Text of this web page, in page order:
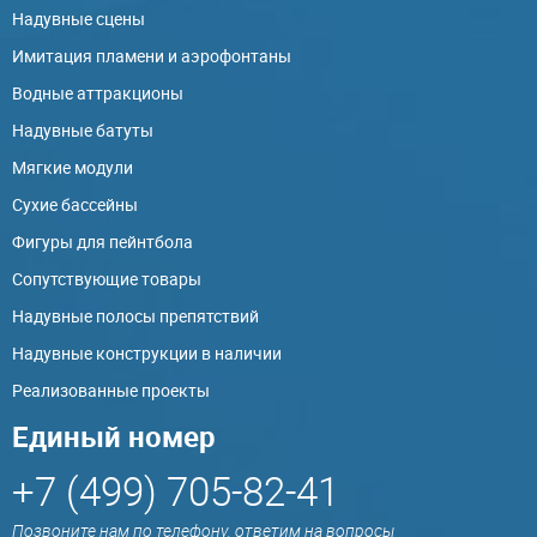
Надувные сцены
Имитация пламени и аэрофонтаны
Водные аттракционы
Надувные батуты
Мягкие модули
Сухие бассейны
Фигуры для пейнтбола
Сопутствующие товары
Надувные полосы препятствий
Надувные конструкции в наличии
Реализованные проекты
Единый номер
+7 (499) 705-82-41
Позвоните нам по телефону, ответим на вопросы